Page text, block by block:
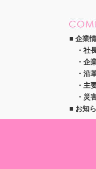
企業
社
企
沿
主
災
お知